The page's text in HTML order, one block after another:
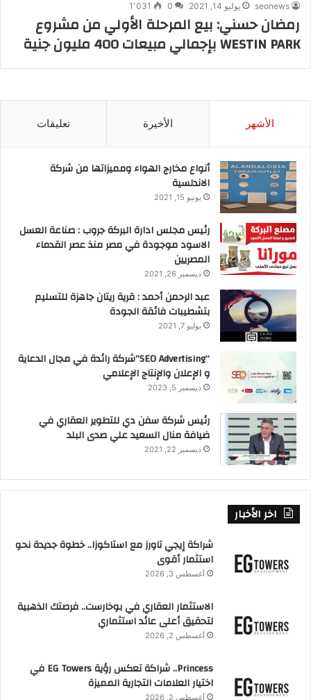
seonews يوليو 14, 2021 0 1٬031
رمضان حسني: بيع المرحلة الأولي من مشروع
WESTIN PARK بإجمالي مبيعات 400 مليون جنية
الأشهر الأخيرة تعليقات
أنواع مخارج الهواء ومميزاتها من شركة
الاندلسية
يونيو 15, 2021
رئيس مجلس ادارة البركة جروب : صناعة العسل
الاسود موجودة في مصر منذ عصر القدماء
المصريين
ديسمبر 26, 2021
عبد الرحمن أحمد : قرية ريتان جاهزة للتسليم
بتشطيبات فائقة الجودة
يوليو 7, 2021
“SEO Advertising”شركة رائدة في مجال الدعاية
و الإعلان والإنتاج الإعلامي
ديسمبر 5, 2023
رئيس شركة سفن دي للتطوير العقاري في
ضيافة منال السعيد علي صدى البلد
ديسمبر 22, 2021
اخر الأخبار
شراكة إيجي تاورز مع استاكوزا.. خطوة جديدة نحو
استثمار أقوى
أغسطس 3, 2026
الاستثمار العقاري في بوخارست.. فرصتك الذهبية
لتحقيق أعلى عائد استثماري
أغسطس 2, 2026
Princess.. شراكة تعكس رؤية EG Towers في
اختيار العلامات التجارية المميزة
أغسطس 2, 2026